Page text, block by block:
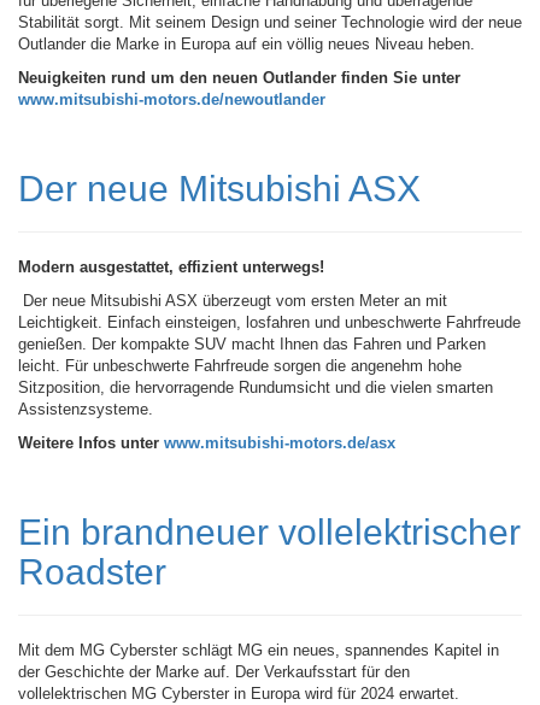
Stabilität sorgt. Mit seinem Design und seiner Technologie wird der neue
Outlander die Marke in Europa auf ein völlig neues Niveau heben.
Neuigkeiten rund um den neuen Outlander finden Sie unter
www.mitsubishi-motors.de/newoutlander
Der neue Mitsubishi ASX
Modern ausgestattet, effizient unterwegs!
Der neue Mitsubishi ASX überzeugt vom ersten Meter an mit
Leichtigkeit. Einfach einsteigen, losfahren und unbeschwerte Fahrfreude
genießen. Der kompakte SUV macht Ihnen das Fahren und Parken
leicht. Für unbeschwerte Fahrfreude sorgen die angenehm hohe
Sitzposition, die hervorragende Rundumsicht und die vielen smarten
Assistenzsysteme.
Weitere Infos unter www.mitsubishi-motors.de/asx
Ein brandneuer vollelektrischer
Roadster
Mit dem MG Cyberster schlägt MG ein neues, spannendes Kapitel in
der Geschichte der Marke auf. Der Verkaufsstart für den
vollelektrischen MG Cyberster in Europa wird für 2024 erwartet.